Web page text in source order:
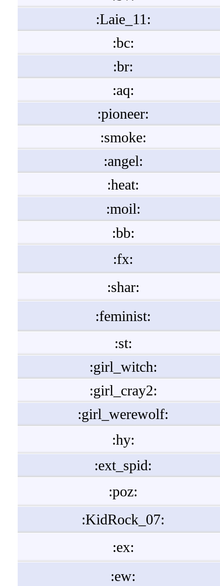
:Laie_11:
:bc:
:br:
:aq:
:pioneer:
:smoke:
:angel:
:heat:
:moil:
:bb:
:fx:
:shar:
:feminist:
:st:
:girl_witch:
:girl_cray2:
:girl_werewolf:
:hy:
:ext_spid:
:poz:
:KidRock_07:
:ex:
:ew: